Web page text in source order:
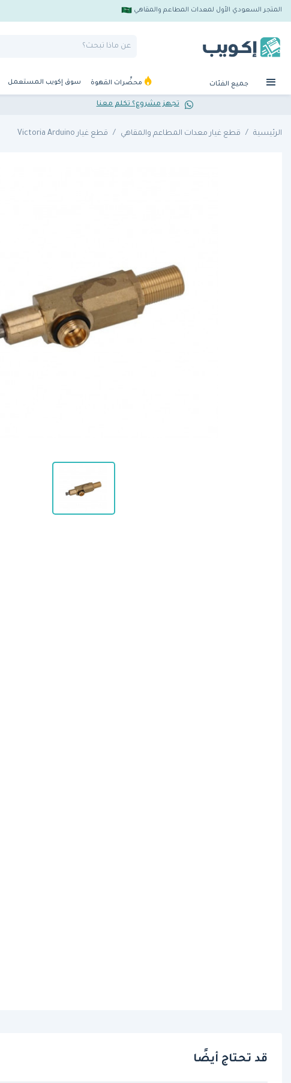
المتجر السعودي الأول لمعدات المطاعم والمقاهي
جميع الفئات محضِّرات القهوة سوق إكويب المستعمل
تجهز مشروع؟ تكلم معنا
الرئيسية قطع غيار معدات المطاعم والمقاهي قطع غيار Victoria Arduino
قد تحتاج أيضًا